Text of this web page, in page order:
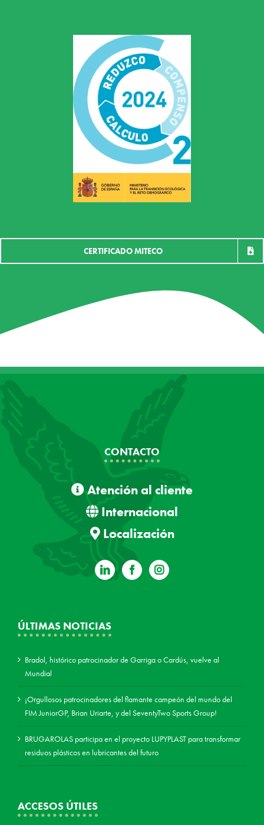
CERTIFICADO MITECO
CONTACTO
Atención al cliente
Internacional
Localización
ÚLTIMAS NOTICIAS
Bradol, histórico patrocinador de Garriga o Cardús, vuelve al
Mundial
¡Orgullosos patrocinadores del flamante campeón del mundo del
FIM JuniorGP, Brian Uriarte, y del SeventyTwo Sports Group!
BRUGAROLAS participa en el proyecto LUPYPLAST para transformar
residuos plásticos en lubricantes del futuro
ACCESOS ÚTILES